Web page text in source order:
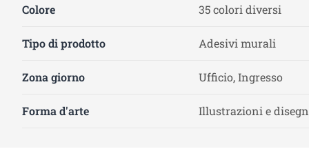
Colore 35 colori diversi
Tipo di prodotto Adesivi murali
Zona giorno Ufficio, Ingresso
Forma d'arte Illustrazioni e